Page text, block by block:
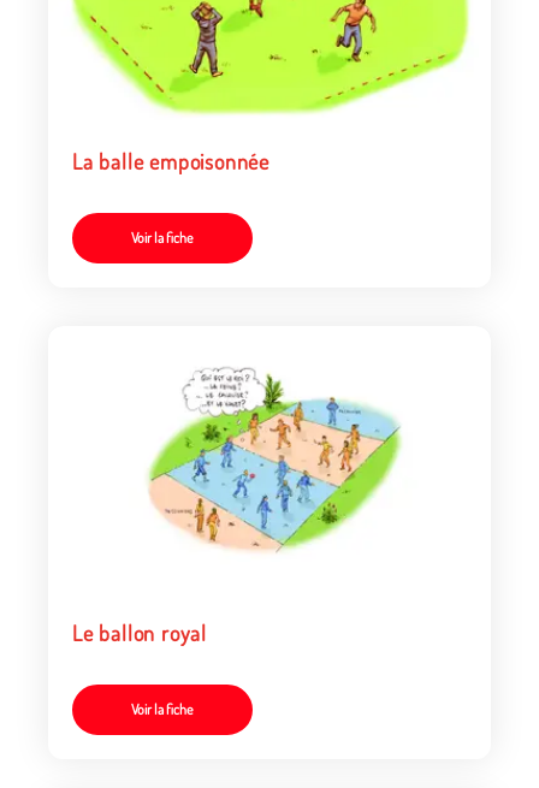
La balle empoisonnée
Voir la fiche
Le ballon royal
Voir la fiche